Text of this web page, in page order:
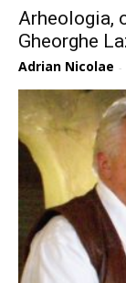
Arheologia,
Gheorghe
Adrian Nicolae -